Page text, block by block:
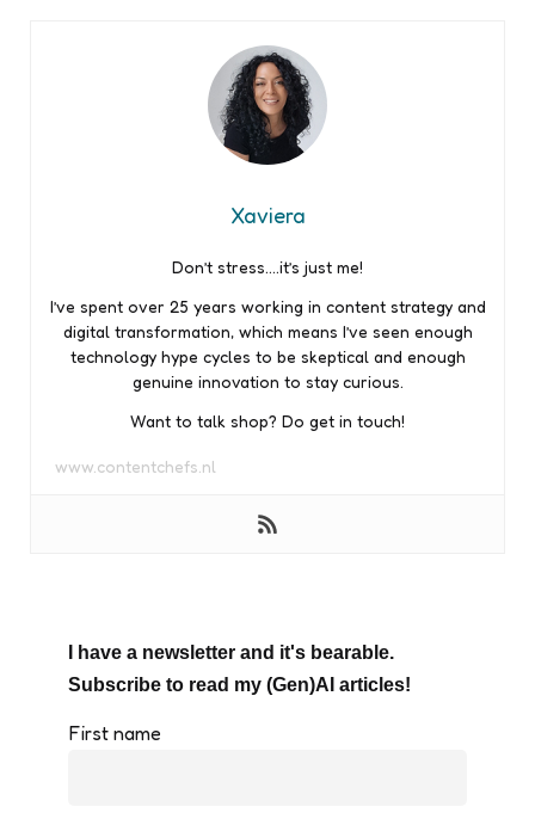
Xaviera
Don’t stress….it’s just me!
I’ve spent over 25 years working in content strategy and
digital transformation, which means I’ve seen enough
technology hype cycles to be skeptical and enough
genuine innovation to stay curious.
Want to talk shop? Do get in touch!
www.contentchefs.nl
I have a newsletter and it's bearable.
Subscribe to read my (Gen)AI articles!
First name